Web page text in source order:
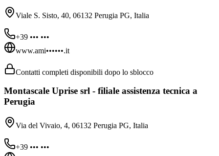
Viale S. Sisto, 40, 06132 Perugia PG, Italia
+39 ••• •••
www.ami••••••.it
Contatti completi disponibili dopo lo sblocco
Montascale Uprise srl - filiale assistenza tecnica a
Perugia
Via del Vivaio, 4, 06132 Perugia PG, Italia
+39 ••• •••